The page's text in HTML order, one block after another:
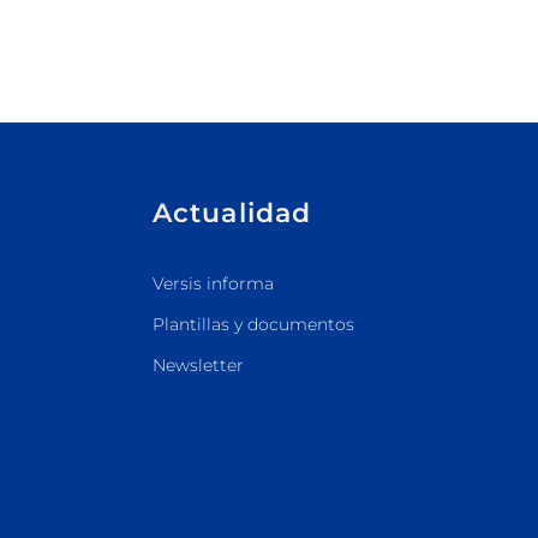
Actualidad
Versis informa
Plantillas y documentos
Newsletter